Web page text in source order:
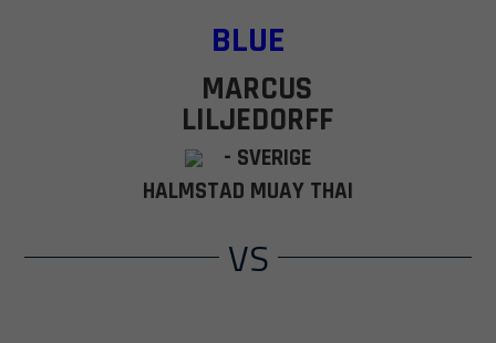
BLUE
MARCUS
LILJEDORFF
- SVERIGE
HALMSTAD MUAY THAI
VS